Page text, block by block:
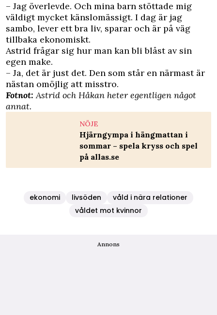
– Jag överlevde. Och mina barn stöttade mig
väldigt mycket känslomässigt. I dag är jag
sambo, lever ett bra liv, sparar och är på väg
tillbaka ekonomiskt.
Astrid frågar sig hur man kan bli blåst av sin
egen make.
– Ja, det är just det. Den som står en närmast är
nästan omöjlig att misstro.
Fotnot: Astrid och Håkan heter egentligen något
annat.
NÖJE
Hjärngympa i hängmattan i
sommar – spela kryss och spel
på allas.se
ekonomi livsöden
våld i nära relationer
våldet mot kvinnor
Annons